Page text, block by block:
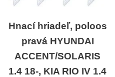
Hnací hriadeľ, poloos
pravá HYUNDAI
ACCENT/SOLARIS
1.4 18-, KIA RIO IV 1.4